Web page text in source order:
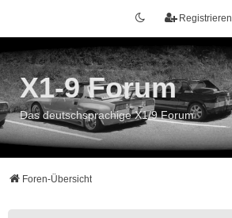
Registrieren
X1-9 Forum
Das deutschsprachige X1/9 Forum
Foren-Übersicht